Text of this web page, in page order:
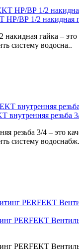
НР/ВР 1/2 накидная
гайка – это
систему водосна..
внутренняя резьба
резьба 3/4 – это
систему
PERFEKT
PERFEKT